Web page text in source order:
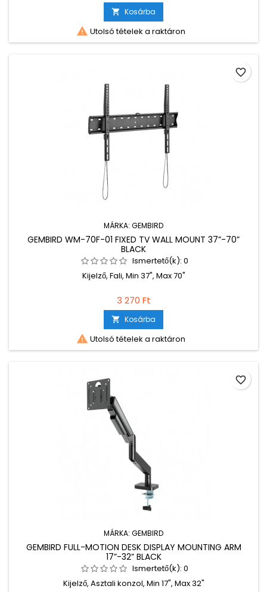
 Kosárba
 Utolsó tételek a raktáron
MÁRKA: GEMBIRD
GEMBIRD WM-70F-01 FIXED TV WALL MOUNT 37”-70”
BLACK
Ismertető(k): 0
Kijelző, Fali, Min 37", Max 70"
3 270 Ft
 Kosárba
 Utolsó tételek a raktáron
favorite_border
MÁRKA: GEMBIRD
GEMBIRD FULL-MOTION DESK DISPLAY MOUNTING ARM
17”-32” BLACK
Ismertető(k): 0
Kijelző, Asztali konzol, Min 17", Max 32"
favorite_border